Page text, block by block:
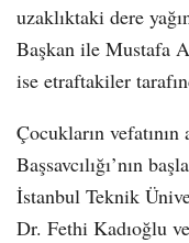
uzaklıktaki dere
Başkan ile Mustafa
ise etraftakiler
Çocukların
Başsavcılığı’nın
İstanbul Teknik
Dr. Fethi Kadıoğlu